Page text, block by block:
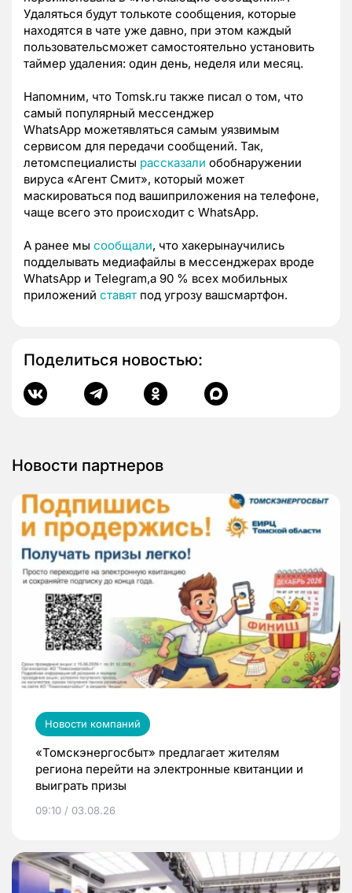
Удаляться будут толькоте сообщения, которые
находятся в чате уже давно, при этом каждый
пользовательсможет самостоятельно установить
таймер удаления: один день, неделя или месяц.
Напомним, что Tomsk.ru также писал о том, что
самый популярный мессенджер
WhatsApp можетявляться самым уязвимым
сервисом для передачи сообщений. Так,
летомспециалисты рассказали обобнаружении
вируса «Агент Смит», который может
маскироваться под вашиприложения на телефоне,
чаще всего это происходит с WhatsApp.
А ранее мы сообщали, что хакерынаучились
подделывать медиафайлы в мессенджерах вроде
WhatsApp и Telegram,а 90 % всех мобильных
приложений ставят под угрозу вашсмартфон.
Поделиться новостью:
Новости партнеров
Новости компаний
«Томскэнергосбыт» предлагает жителям
региона перейти на электронные квитанции и
выиграть призы
09:10 / 03.08.26